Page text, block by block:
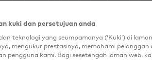
yang lebih baik, dapat menjadi
produktivitas tanaman,
pedesaan dan suku. Bahkan, Perdana
apa yang ia sebut sebagai
dan mengembangkan
madu dan sarang lebah yang
kuki dan persetujuan anda
teknologi yang seumpamanya (‘Kuki’) di
mengukur prestasinya, memahami pelanggan
pengguna kami. Bagi sesetengah laman web,